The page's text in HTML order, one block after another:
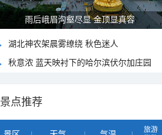
雨后峨眉沟壑尽显 金顶显真容
湖北神农架晨雾缭绕 秋色迷人
秋意浓 蓝天映衬下的哈尔滨伏尔加庄园
景点推荐
旅游